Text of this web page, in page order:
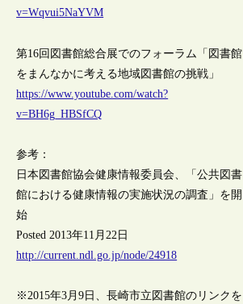
v=Wqvui5NaYVM
第16回図書館総合展でのフォーラム「図書館
をまんなかに考える地域図書館の挑戦」
https://www.youtube.com/watch?
v=BH6g_HBSfCQ
参考：
日本図書館協会健康情報委員会、「公共図書
館における健康情報の実施状況の調査」を開
始
Posted 2013年11月22日
http://current.ndl.go.jp/node/24918
※2015年3月9日、長崎市立図書館のリンクを